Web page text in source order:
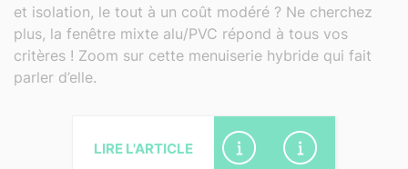
et isolation, le tout à un coût modéré ? Ne cherchez
plus, la fenêtre mixte alu/PVC répond à tous vos
critères ! Zoom sur cette menuiserie hybride qui fait
parler d’elle.
LIRE L'ARTICLE